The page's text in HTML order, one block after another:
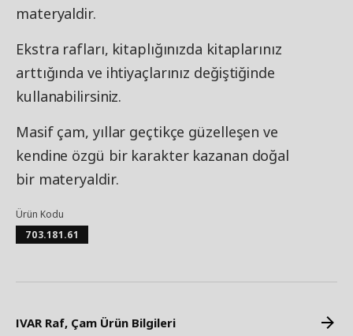
materyaldir.
Ekstra rafları, kitaplığınızda kitaplarınız
arttığında ve ihtiyaçlarınız değiştiğinde
kullanabilirsiniz.
Masif çam, yıllar geçtikçe güzelleşen ve
kendine özgü bir karakter kazanan doğal
bir materyaldir.
Ürün Kodu
703.181.61
IVAR Raf, Çam Ürün Bilgileri